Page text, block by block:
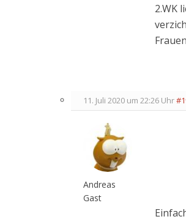
2.WK
11. Juli 2020 um 22:26 Uhr
Andreas
Gast